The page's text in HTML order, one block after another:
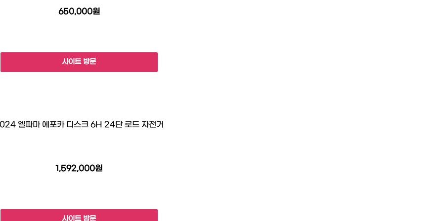
650,000원
사이트 방문
엘파마 에포카 디스크 6H 24단 로드 자전거
1,592,000원
사이트 방문